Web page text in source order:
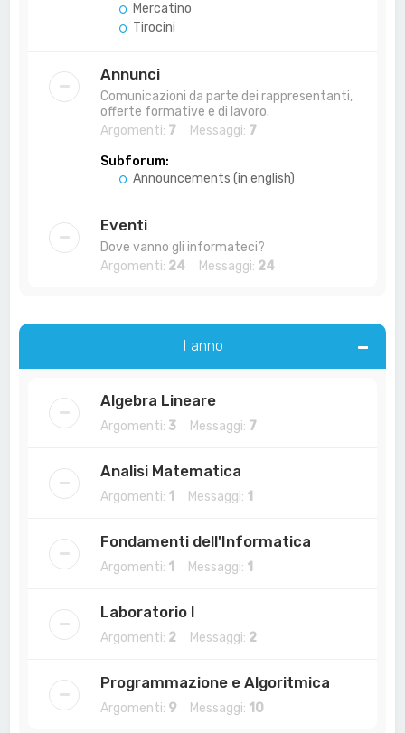
Mercatino
Tirocini
Annunci
Comunicazioni da parte dei rappresentanti,
offerte formative e di lavoro.
Argomenti: 7 Messaggi: 7
Subforum:
Announcements (in english)
Eventi
Dove vanno gli informateci?
Argomenti: 24 Messaggi: 24
I anno
Algebra Lineare
Argomenti: 3 Messaggi: 7
Analisi Matematica
Argomenti: 1 Messaggi: 1
Fondamenti dell'Informatica
Argomenti: 1 Messaggi: 1
Laboratorio I
Argomenti: 2 Messaggi: 2
Programmazione e Algoritmica
Argomenti: 9 Messaggi: 10